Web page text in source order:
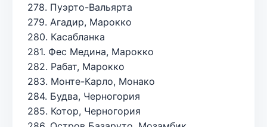
278. Пуэрто-Вальярта
279. Агадир, Марокко
280. Касабланка
281. Фес Медина, Марокко
282. Рабат, Марокко
283. Монте-Карло, Монако
284. Будва, Черногория
285. Котор, Черногория